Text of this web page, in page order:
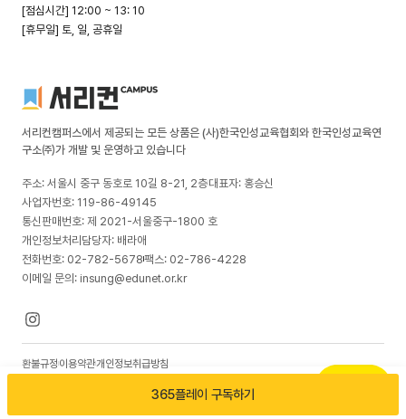
365플레이 구독하기
[점심시간] 12:00 ~ 13: 10
[휴무일] 토, 일, 공휴일
서리컨캠퍼스에서 제공되는 모든 상품은 (사)한국인성교육협회와 한국인성교육연
구소㈜가 개발 및 운영하고 있습니다
주소: 서울시 중구 동호로 10길 8-21, 2층대표자: 홍승신
사업자번호: 119-86-49145
통신판매번호: 제 2021-서울중구-1800 호
개인정보처리담당자: 배라애
전화번호: 02-782-5678팩스: 02-786-4228
이메일 문의: insung@edunet.or.kr
© 2026 한국인성교육연구소(주). All rights reserved
환불규정 이용약관개인정보취급방침